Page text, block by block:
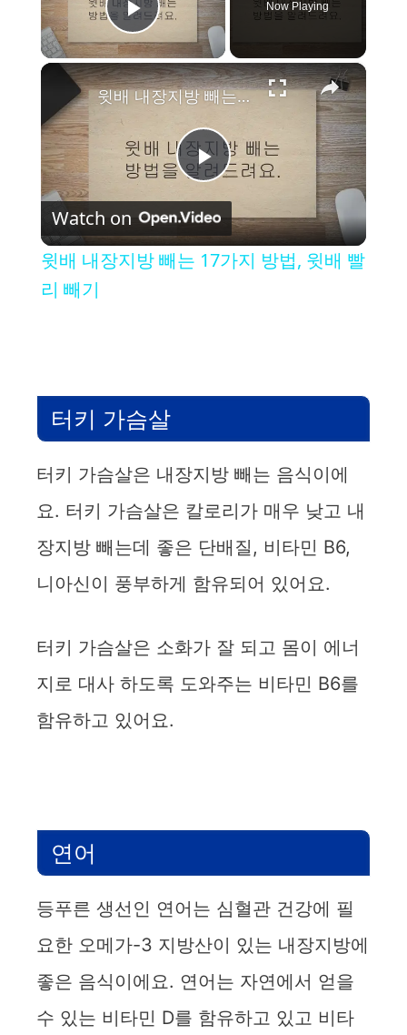
Play Video
Now Playing
×
P
l
V
d
e
윗배 내장지방 빼는 17가지 방법, 윗배 빨리 빼기
Watch on
윗배 내장지방 빼는 17가지 방법, 윗배 빨
리 빼기
터키 가슴살
터키 가슴살은 내장지방 빼는 음식이에
요. 터키 가슴살은 칼로리가 매우 낮고 내
장지방 빼는데 좋은 단배질, 비타민 B6,
니아신이 풍부하게 함유되어 있어요.
터키 가슴살은 소화가 잘 되고 몸이 에너
지로 대사 하도록 도와주는 비타민 B6를
함유하고 있어요.
연어
등푸른 생선인 연어는 심혈관 건강에 필
요한 오메가-3 지방산이 있는 내장지방에
좋은 음식이에요. 연어는 자연에서 얻을
수 있는 비타민 D를 함유하고 있고 비타